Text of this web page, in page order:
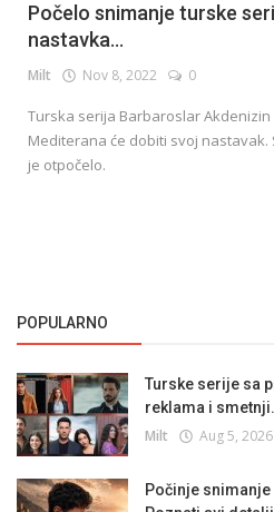
Počelo snimanje turske
nastavka...
Milt Nov 8, 2022 0
Turska serija Barbaroslar
Mediterana će dobiti svoj
je otpočelo.
POPULARNO
Turske serije sa
reklama i
Milt Aug 5, 2026
Počinje